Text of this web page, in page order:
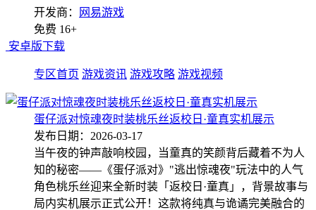
开发商：
网易游戏
免费 16+
安卓版下载
专区首页 游戏资讯 游戏攻略 游戏视频
蛋仔派对惊魂夜时装桃乐丝返校日·童真实机展示
发布日期：2026-03-17
当午夜的钟声敲响校园，当童真的笑颜背后藏着不为人
知的秘密——《蛋仔派对》"逃出惊魂夜"玩法中的人气
角色桃乐丝迎来全新时装「返校日·童真」，背景故事与
局内实机展示正式公开！这款将纯真与诡谲完美融合的